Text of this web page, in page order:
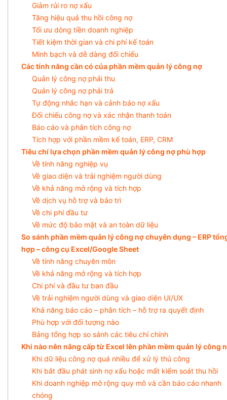
Giảm rủi ro nợ xấu
Tăng hiệu quả thu hồi công nợ
Tối ưu dòng tiền doanh nghiệp
Tiết kiệm thời gian và chi phí kế toán
Minh bạch và dễ dàng đối chiếu
Các tính năng cần có của phần mềm quản lý công nợ
Quản lý công nợ phải thu
Quản lý công nợ phải trả
Tự động nhắc hạn và cảnh báo nợ xấu
Đối chiếu công nợ và xác nhận thanh toán
Báo cáo và phân tích công nợ
Tích hợp với phần mềm kế toán, ERP, CRM
Tiêu chí lựa chọn phần mềm quản lý công nợ phù hợp
Về tính năng nghiệp vụ
Về giao diện và trải nghiệm người dùng
Về khả năng mở rộng và tích hợp
Về dịch vụ hỗ trợ và bảo trì
Về chi phí đầu tư
Về mức độ bảo mật và an toàn dữ liệu
So sánh phần mềm quản lý công nợ chuyên dụng – ERP
hợp – công cụ Excel/Google Sheet
Về tính năng chuyên môn
Về khả năng mở rộng và tích hợp
Chi phí và đầu tư ban đầu
Về trải nghiệm người dùng và giao diện UI/UX
Khả năng báo cáo – phân tích – hỗ trợ ra quyết định
Phù hợp với đối tượng nào
Bảng tổng hợp so sánh các tiêu chí chính
Khi nào nên nâng cấp từ Excel lên phần mềm quản lý công
Khi dữ liệu công nợ quá nhiều để xử lý thủ công
Khi bắt đầu phát sinh nợ xấu hoặc mất kiểm soát thu hồi
Khi doanh nghiệp mở rộng quy mô và cần báo cáo nhanh
chóng